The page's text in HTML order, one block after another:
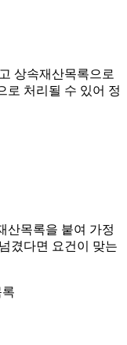
상속재산목록으로
로 처리될 수 있어 정
산목록을 붙여 가정
겼다면 요건이 맞는